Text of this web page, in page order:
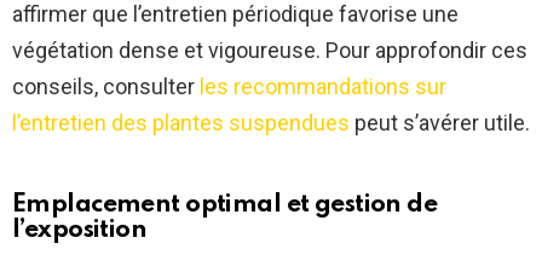
affirmer que l’entretien périodique favorise une
végétation dense et vigoureuse. Pour approfondir ces
conseils, consulter les recommandations sur
l’entretien des plantes suspendues peut s’avérer utile.
Emplacement optimal et gestion de
l’exposition